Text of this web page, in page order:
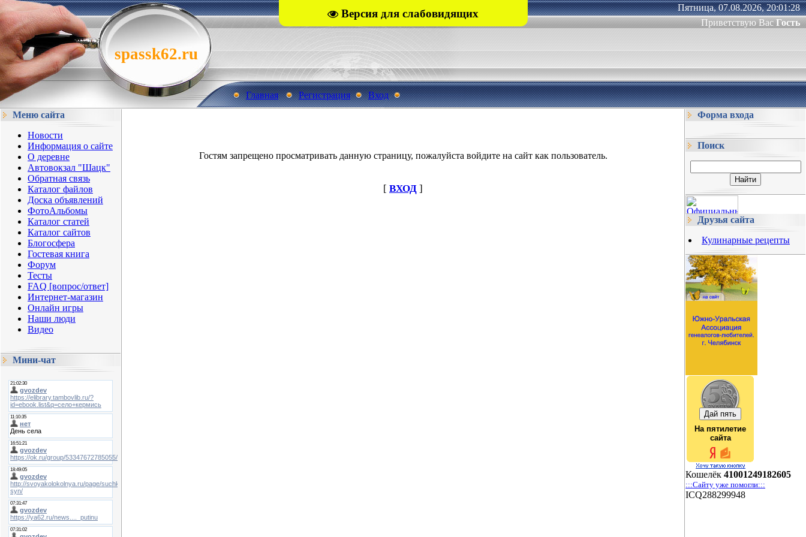
Версия для слабовидящих
spassk62.ru
Пятница, 07.08.2026, 20:01:28
Приветствую Вас Гость
Главная Регистрация
Вход
Меню сайта
Новости
Информация о сайте
О деревне
Автовокзал "Шацк"
Обратная связь
Каталог файлов
Доска объявлений
ФотоАльбомы
Каталог статей
Каталог сайтов
Блогосфера
Гостевая книга
Форум
Тесты
FAQ [вопрос/ответ]
Интернет-магазин
Онлайн игры
Наши люди
Видео
Мини-чат
Гостям запрещено просматривать данную страницу, пожалуйста войдите на сайт как пользователь.
[ ВХОД ]
Форма входа
Поиск
Друзья сайта
Кулинарные рецепты
На пятилетие
сайта
Кошелёк 41001249182605
:::Сайту уже помогли:::
ICQ288299948